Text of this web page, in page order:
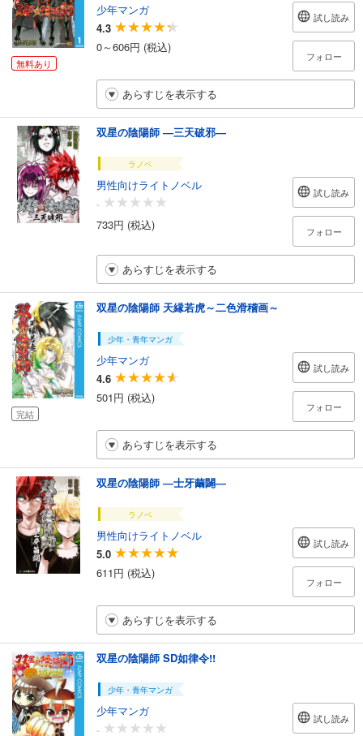
無料あり
少年マンガ
4.3
0～606円 (税込)
試し読み
フォロー
あらすじを表示する
双星の陰陽師 ―三天破邪―
ラノベ
男性向けライトノベル
-
733円 (税込)
試し読み
フォロー
あらすじを表示する
完結
双星の陰陽師 天縁若虎～二色滑稽画～
少年・青年マンガ
少年マンガ
4.6
501円 (税込)
試し読み
フォロー
あらすじを表示する
双星の陰陽師 ―士牙繭闢―
ラノベ
男性向けライトノベル
5.0
611円 (税込)
試し読み
フォロー
あらすじを表示する
双星の陰陽師 SD如律令!!
少年・青年マンガ
少年マンガ
-
試し読み